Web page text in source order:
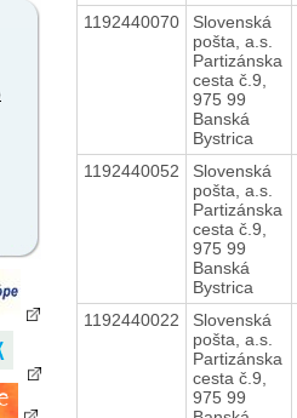
1192440070
Slovenská
pošta, a.s.
Partizánska
cesta č.9,
975 99
Banská
Bystrica
1192440052
Slovenská
pošta, a.s.
Partizánska
cesta č.9,
975 99
Banská
Bystrica
1192440022
Slovenská
pošta, a.s.
Partizánska
cesta č.9,
975 99